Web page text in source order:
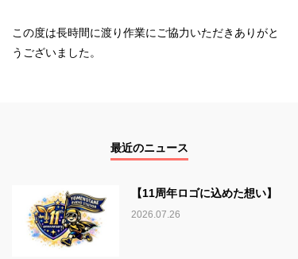
この度は長時間に渡り作業にご協力いただきありがと
うございました。
最近のニュース
【11周年ロゴに込めた想い】
2026.07.26